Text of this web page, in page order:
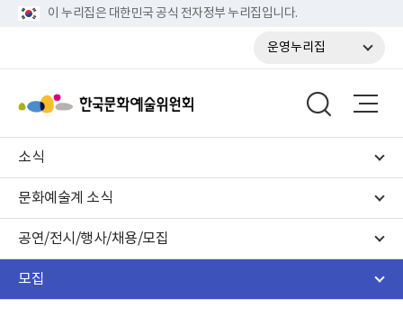
이 누리집은 대한민국 공식 전자정부 누리집입니다.
운영누리집
소식
문화예술계 소식
공연/전시/행사/채용/모집
모집